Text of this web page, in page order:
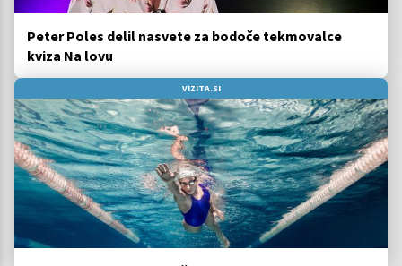
Peter Poles delil nasvete za bodoče tekmovalce
kviza Na lovu
VIZITA.SI